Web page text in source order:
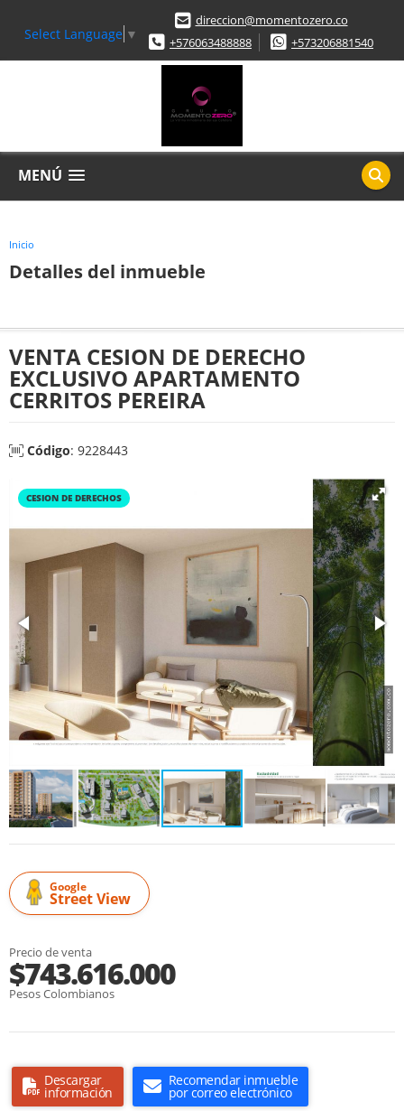
Select Language ▼
direccion@momentozero.co
+576063488888
+573206881540
MENÚ
Inicio
Detalles del inmueble
VENTA CESION DE DERECHO
EXCLUSIVO APARTAMENTO
CERRITOS PEREIRA
Código: 9228443
CESION DE DERECHOS
Google
Street View
Precio de venta
$743.616.000
Pesos Colombianos
Descargar
información
Recomendar inmueble
por correo electrónico